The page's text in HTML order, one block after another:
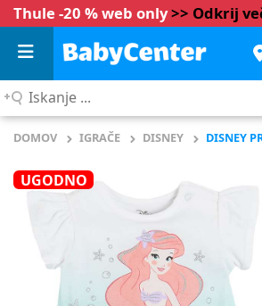
Thule -20 % web only>> Odkrij
Iskanje
DOMOV IGRAČE DISNEY DISNEY
UGODNO